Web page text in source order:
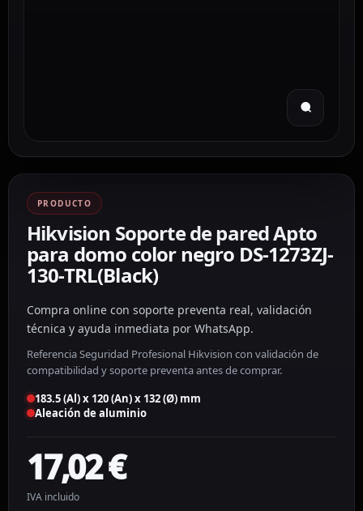
PRODUCTO
Hikvision Soporte de pared Apto
para domo color negro DS-1273ZJ-
130-TRL(Black)
Compra online con soporte preventa real, validación
técnica y ayuda inmediata por WhatsApp.
Referencia Seguridad Profesional Hikvision con validación de
compatibilidad y soporte preventa antes de comprar.
183.5 (Al) x 120 (An) x 132 (Ø) mm
Aleación de aluminio
17,02€
IVA incluido